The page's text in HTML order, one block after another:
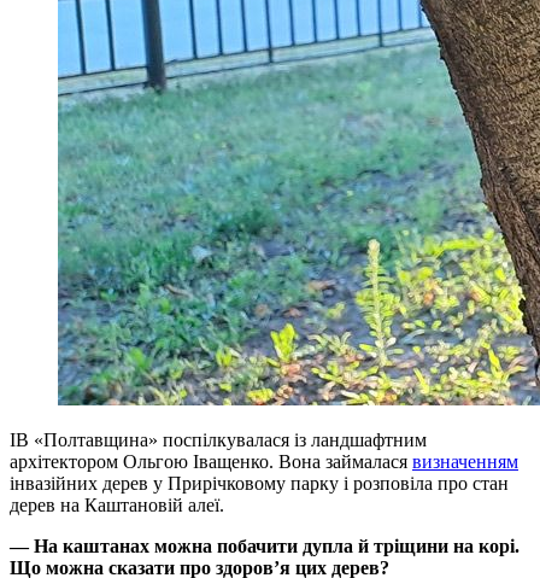
ІВ «Полтавщина» поспілкувалася із ландшафтним
архітектором Ольгою Іващенко. Вона займалася визначенням
інвазійних дерев у Прирічковому парку і розповіла про стан
дерев на Каштановій алеї.
— На каштанах можна побачити дупла й тріщини на корі.
Що можна сказати про здоров’я цих дерев?